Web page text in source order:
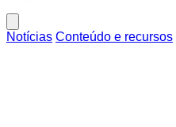
Notícias Conteúdo e recursos